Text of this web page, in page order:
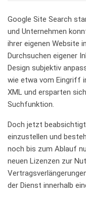
Google Site Search
und Unternehmen
ihrer eigenen Website
Durchsuchen eigener
Design subjektiv
wie etwa vom Eingriff
XML und ersparten
Suchfunktion.
Doch jetzt
einzustellen und
noch bis zum Ablauf
neuen Lizenzen zur
der Dienst innerhalb